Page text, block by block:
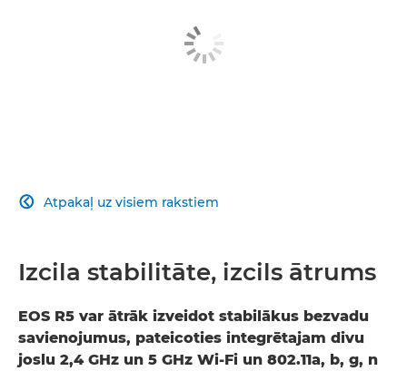
Atpakaļ uz visiem rakstiem

Izcila stabilitāte, izcils ātrums
EOS R5 var ātrāk izveidot stabilākus bezvadu
savienojumus, pateicoties integrētajam divu
joslu 2,4 GHz un 5 GHz Wi-Fi un 802.11a, b, g, n